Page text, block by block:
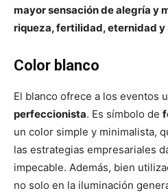
mayor sensación de alegría y
riqueza, fertilidad, eternidad y
Color blanco
El blanco ofrece a los eventos
perfeccionista. Es símbolo de
un color simple y minimalista,
las estrategias empresariales
impecable. Además, bien
no solo en la iluminación